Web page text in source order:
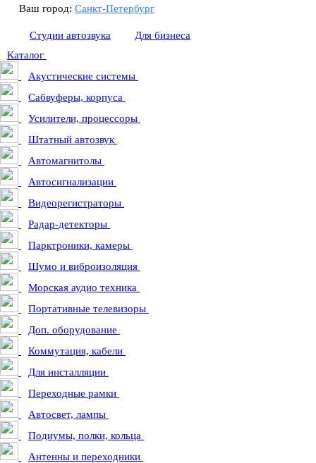
Ваш город: Санкт-Петербург
Студии автозвука
Для бизнеса
Каталог
Акустические системы
Сабвуферы, корпуса
Усилители, процессоры
Штатный автозвук
Автомагнитолы
Автосигнализации
Видеорегистраторы
Радар-детекторы
Парктроники, камеры
Шумо и виброизоляция
Морская аудио техника
Портативные телевизоры
Доп. оборудование
Коммутация, кабели
Для инсталляции
Переходные рамки
Автосвет, лампы
Подиумы, полки, кольца
Антенны и переходники